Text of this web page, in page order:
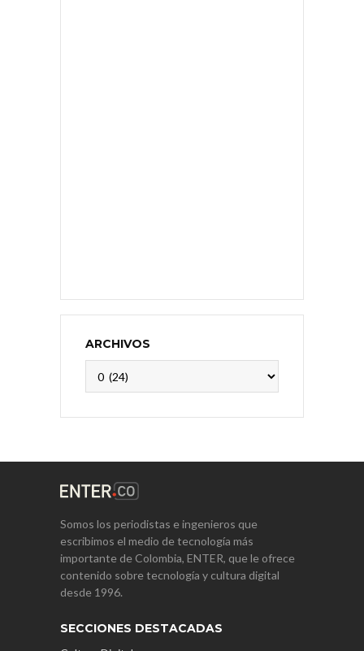
ARCHIVOS
Somos los periodistas e ingenieros que
escribimos el medio de tecnología más
importante de Colombia, ENTER, que le ofrece
contenido sobre tecnología y cultura digital
desde 1996.
SECCIONES DESTACADAS